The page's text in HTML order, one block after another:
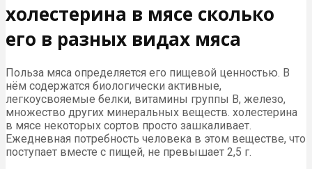
холестерина в мясе сколько
его в разных видах мяса
Польза мяса определяется его пищевой ценностью. В
нём содержатся биологически активные,
легкоусвояемые белки, витамины группы B, железо,
множество других минеральных веществ. холестерина
в мясе некоторых сортов просто зашкаливает.
Ежедневная потребность человека в этом веществе, что
поступает вместе с пищей, не превышает 2,5 г.